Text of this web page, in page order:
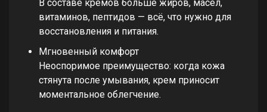
В составе кремов больше жиров, масел,
витаминов, пептидов — всё, что нужно для
восстановления и питания.
Мгновенный комфорт
Неоспоримое преимущество: когда кожа
стянута после умывания, крем приносит
моментальное облегчение.